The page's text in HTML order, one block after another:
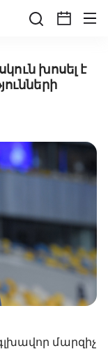
խոսել է
մարզիչ